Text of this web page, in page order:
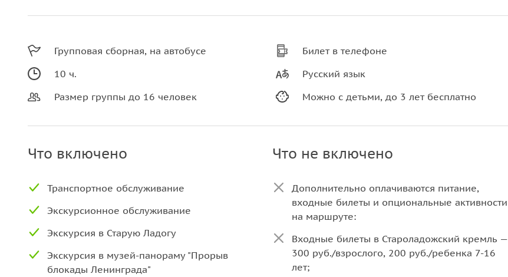
Групповая сборная, на автобусе
10 ч.
Размер группы до 16 человек
Билет в телефоне
Русский язык
Можно с детьми, до 3 лет бесплатно
Что включено
Транспортное обслуживание
Экскурсионное обслуживание
Экскурсия в Старую Ладогу
Экскурсия в музей-панораму "Прорыв
блокады Ленинграда"
Что не включено
Дополнительно оплачиваются питание,
входные билеты и опциональные активности
на маршруте:
Входные билеты в Староладожский кремль —
300 руб./взрослого, 200 руб./ребенка 7-16
лет;